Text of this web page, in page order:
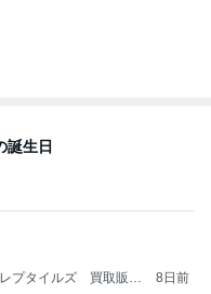
誕生日
プタイルズ 買取販売
8日前